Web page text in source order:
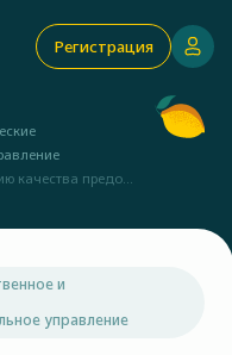
Регистрация
качества предо...
и
управление